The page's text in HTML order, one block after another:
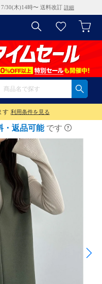
7/30(木)14時〜 送料改訂 詳細
す 利用条件を見る
・返品可能 です